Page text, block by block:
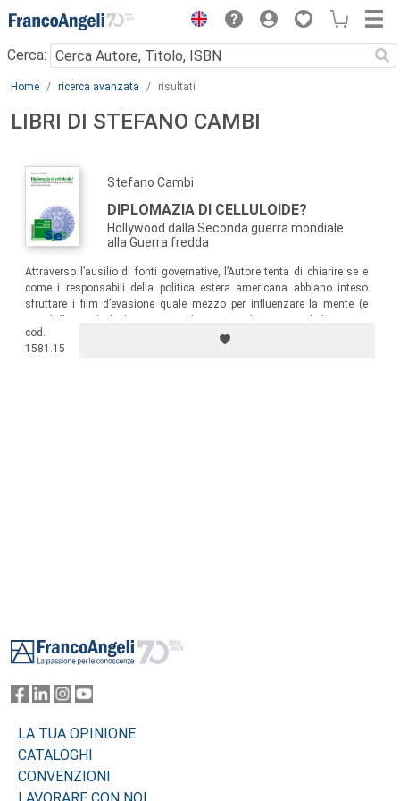
Menu
Cerca:
Main content
Home ricerca avanzata risultati
LIBRI DI STEFANO CAMBI
Stefano Cambi
DIPLOMAZIA DI CELLULOIDE?
Hollywood dalla Seconda guerra mondiale
alla Guerra fredda
Attraverso l’ausilio di fonti governative, l’Autore tenta di chiarire se e
come i responsabili della politica estera americana abbiano inteso
sfruttare i film d’evasione quale mezzo per influenzare la mente (e
che condussero il mondo dalla Seconda guerra mondiale alla Guerra
fredda.
cod.
1581.15
LA TUA OPINIONE
CATALOGHI
CONVENZIONI